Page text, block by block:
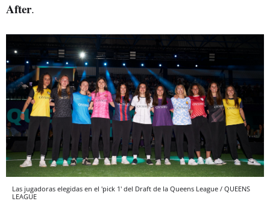
After.
Las jugadoras elegidas en el 'pick 1' del Draft de la Queens League / QUEENS
LEAGUE